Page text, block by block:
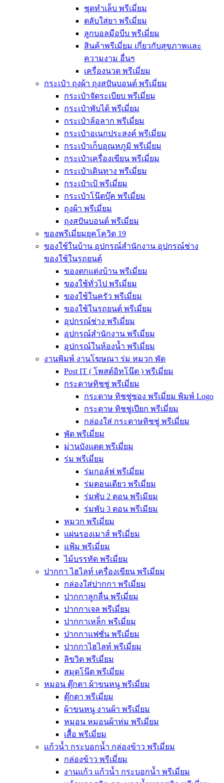
ชุดทำเล็บ พรีเมี่ยม
ตลับใส่ยา พรีเมี่ยม
ลูกบอลมือบีบ พรีเมี่ยม
สินค้าพรีเมี่ยม เกี่ยวกับสุขภาพและ
ความงาม อื่นๆ
เครื่องนวด พรีเมี่ยม
กระเป๋า ถุงผ้า ถุงสปันบอนด์ พรีเมี่ยม
กระเป๋าจัดระเบียบ พรีเมี่ยม
กระเป๋าพับได้ พรีเมี่ยม
กระเป๋าล้อลาก พรีเมี่ยม
กระเป๋าอเนกประสงค์ พรีเมี่ยม
กระเป๋าเก็บอุณหภูมิ พรีเมี่ยม
กระเป๋าเครื่องเขียน พรีเมี่ยม
กระเป๋าเดินทาง พรีเมี่ยม
กระเป๋าเป้ พรีเมี่ยม
กระเป๋าโน๊ตบุ๊ค พรีเมี่ยม
ถุงผ้า พรีเมี่ยม
ถุงสปันบอนด์ พรีเมี่ยม
ของพรีเมี่ยมยุคโควิด 19
ของใช้ในบ้าน อุปกรณ์สำนักงาน อุปกรณ์ช่าง
ของใช้ในรถยนต์
ของตกแต่งบ้าน พรีเมี่ยม
ของใช้ทั่วไป พรีเมี่ยม
ของใช้ในครัว พรีเมี่ยม
ของใช้ในรถยนต์ พรีเมี่ยม
อุปกรณ์ช่าง พรีเมี่ยม
อุปกรณ์สำนักงาน พรีเมี่ยม
อุปกรณ์ในห้องน้ำ พรีเมี่ยม
งานพิมพ์ งานโฆษณา ร่ม หมวก พัด
Post IT ( โพสต์อิทโน๊ต ) พรีเมี่ยม
กระดาษทิชชู่ พรีเมี่ยม
กระดาษ ทิชชู่ซอง พรีเมี่ยม พิมพ์ Logo
กระดาษ ทิชชู่เปียก พรีเมี่ยม
กล่องใส่ กระดาษทิชชู่ พรีเมี่ยม
พัด พรีเมี่ยม
ม่านบังแดด พรีเมี่ยม
ร่ม พรีเมี่ยม
ร่มกอล์ฟ พรีเมี่ยม
ร่มตอนเดียว พรีเมี่ยม
ร่มพับ 2 ตอน พรีเมียม
ร่มพับ 3 ตอน พรีเมียม
หมวก พรีเมี่ยม
แผ่นรองเมาส์ พรีเมี่ยม
แฟ้ม พรีเมี่ยม
ไม้บรรทัด พรีเมี่ยม
ปากกา ไฮไลท์ เครื่องเขียน พรีเมี่ยม
กล่องใส่ปากกา พรีเมี่ยม
ปากกาลูกลื่น พรีเมี่ยม
ปากกาเจล พรีเมี่ยม
ปากกาเหล็ก พรีเมี่ยม
ปากกาแฟชั่น พรีเมี่ยม
ปากกาไฮไลท์ พรีเมี่ยม
ลิขวิด พรีเมี่ยม
สมุดโน๊ต พรีเมี่ยม
หมอน ตุ๊กตา ผ้าขนหนู พรีเมี่ยม
ตุ๊กตา พรีเมี่ยม
ผ้าขนหนู งานผ้า พรีเมี่ยม
หมอน หมอนผ้าห่ม พรีเมี่ยม
เสื้อ พรีเมี่ยม
แก้วน้ำ กระบอกน้ำ กล่องข้าว พรีเมี่ยม
กล่องข้าว พรีเมี่ยม
งานแก้ว แก้วน้ำ กระบอกน้ำ พรีเมี่ยม